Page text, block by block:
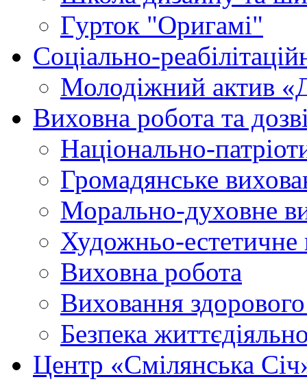
Гурток "Оригамі"
Соціально-
Молодіжний актив
Виховна робота та
Національно-
Громадянське
Морально-духовне
Художньо-естетичне
Виховна робота
Виховання
Безпека
Центр «Смілянська